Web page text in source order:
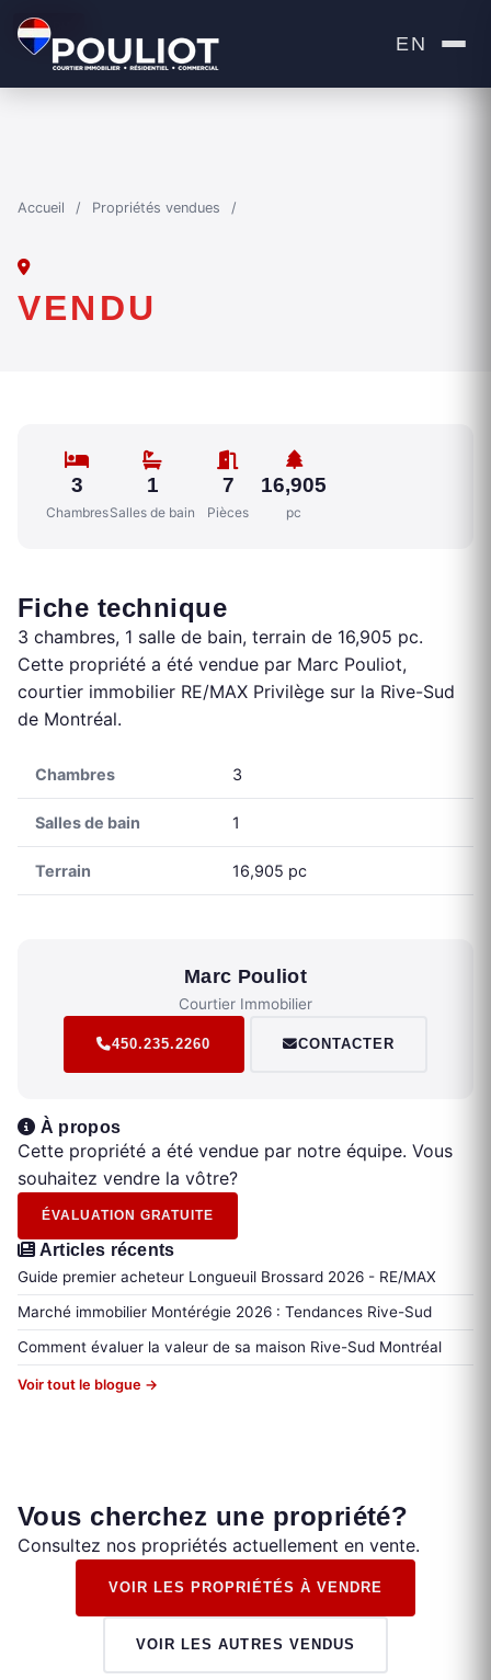
EN
Accueil / Propriétés vendues /
VENDU
VENDU
3
Chambres
1
Salles de bain
7
Pièces
16,905
pc
Fiche technique
3 chambres, 1 salle de bain, terrain de 16,905 pc.
Cette propriété a été vendue par Marc Pouliot,
courtier immobilier RE/MAX Privilège sur la Rive-Sud
de Montréal.
Chambres 3
Salles de bain 1
Terrain 16,905 pc
Marc Pouliot
Courtier Immobilier
450.235.2260 CONTACTER
À propos
Cette propriété a été vendue par notre équipe. Vous
souhaitez vendre la vôtre?
ÉVALUATION GRATUITE
Articles récents
Guide premier acheteur Longueuil Brossard 2026 - RE/MAX
Marché immobilier Montérégie 2026 : Tendances Rive-Sud
Comment évaluer la valeur de sa maison Rive-Sud Montréal
Voir tout le blogue →
Vous cherchez une propriété?
Consultez nos propriétés actuellement en vente.
VOIR LES PROPRIÉTÉS À VENDRE
VOIR LES AUTRES VENDUS